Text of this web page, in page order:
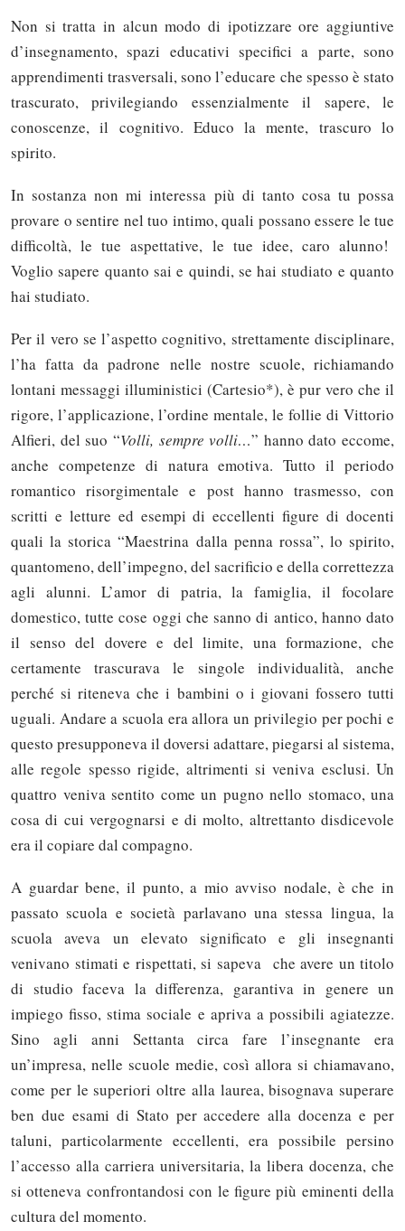
Non si tratta in alcun modo di ipotizzare ore aggiuntive
d’insegnamento, spazi educativi specifici a parte, sono
apprendimenti trasversali, sono l’educare che spesso è stato
trascurato, privilegiando essenzialmente il sapere, le
conoscenze, il cognitivo. Educo la mente, trascuro lo
spirito.
In sostanza non mi interessa più di tanto cosa tu possa
provare o sentire nel tuo intimo, quali possano essere le tue
difficoltà, le tue aspettative, le tue idee, caro alunno!
Voglio sapere quanto sai e quindi, se hai studiato e quanto
hai studiato.
Per il vero se l’aspetto cognitivo, strettamente disciplinare,
l’ha fatta da padrone nelle nostre scuole, richiamando
lontani messaggi illuministici (Cartesio*), è pur vero che il
rigore, l’applicazione, l’ordine mentale, le follie di Vittorio
Alfieri, del suo “Volli, sempre volli…” hanno dato eccome,
anche competenze di natura emotiva. Tutto il periodo
romantico risorgimentale e post hanno trasmesso, con
scritti e letture ed esempi di eccellenti figure di docenti
quali la storica “Maestrina dalla penna rossa”, lo spirito,
quantomeno, dell’impegno, del sacrificio e della correttezza
agli alunni. L’amor di patria, la famiglia, il focolare
domestico, tutte cose oggi che sanno di antico, hanno dato
il senso del dovere e del limite, una formazione, che
certamente trascurava le singole individualità, anche
perché si riteneva che i bambini o i giovani fossero tutti
uguali. Andare a scuola era allora un privilegio per pochi e
questo presupponeva il doversi adattare, piegarsi al sistema,
alle regole spesso rigide, altrimenti si veniva esclusi. Un
quattro veniva sentito come un pugno nello stomaco, una
cosa di cui vergognarsi e di molto, altrettanto disdicevole
era il copiare dal compagno.
A guardar bene, il punto, a mio avviso nodale, è che in
passato scuola e società parlavano una stessa lingua, la
scuola aveva un elevato significato e gli insegnanti
venivano stimati e rispettati, si sapeva che avere un titolo
di studio faceva la differenza, garantiva in genere un
impiego fisso, stima sociale e apriva a possibili agiatezze.
Sino agli anni Settanta circa fare l’insegnante era
un’impresa, nelle scuole medie, così allora si chiamavano,
come per le superiori oltre alla laurea, bisognava superare
ben due esami di Stato per accedere alla docenza e per
taluni, particolarmente eccellenti, era possibile persino
l’accesso alla carriera universitaria, la libera docenza, che
si otteneva confrontandosi con le figure più eminenti della
cultura del momento.